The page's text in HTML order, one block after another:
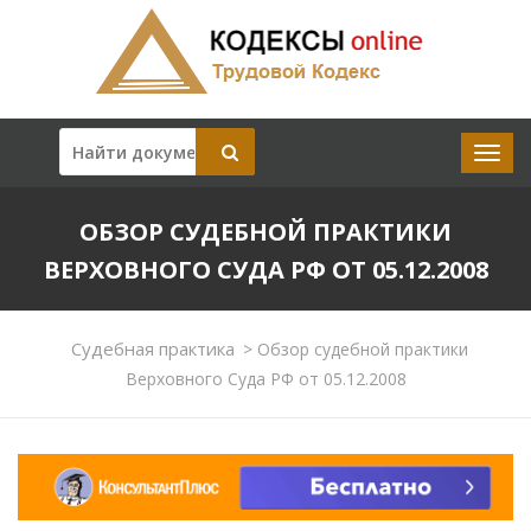
ОБЗОР СУДЕБНОЙ ПРАКТИКИ
ВЕРХОВНОГО СУДА РФ ОТ 05.12.2008
Судебная практика > Обзор судебной практики
Верховного Суда РФ от 05.12.2008